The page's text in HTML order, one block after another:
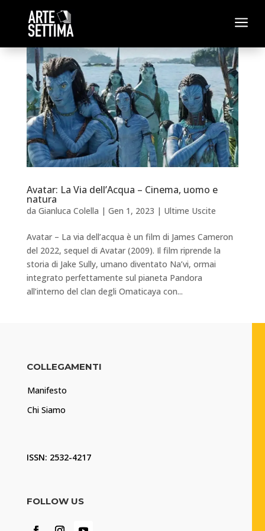
a
Avatar: La Via dell’Acqua – Cinema, uomo e
natura
da Gianluca Colella | Gen 1, 2023 | Ultime Uscite
Avatar – La via dell’acqua è un film di James Cameron
del 2022, sequel di Avatar (2009). Il film riprende la
storia di Jake Sully, umano diventato Na’vi, ormai
integrato perfettamente sul pianeta Pandora
all’interno del clan degli Omaticaya con...
COLLEGAMENTI
Manifesto
Chi Siamo
ISSN: 2532-4217
FOLLOW US